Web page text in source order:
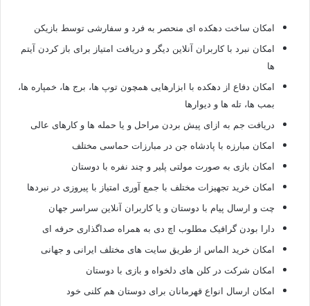
امکان ساخت دهکده ای منحصر به فرد و سفارشی توسط بازیکن
امکان نبرد با کاربران آنلاین دیگر و دریافت امتیاز برای باز کردن آیتم
ها
امکان دفاع از دهکده با ابزارهایی همچون توپ ها، برج ها، خمپاره ها،
بمب ها، تله ها و دیوارها
دریافت جم به ازای پیش بردن مراحل و یا حمله ها و کارهای عالی
امکان مبارزه با پادشاه جن در مبارزات حماسی مختلف
امکان بازی به صورت مولتی پلیر و چند نفره با دوستان
امکان خرید تجهیزات مختلف با جمع آوری امتیاز با پیروزی در نبردها
چت و ارسال پیام با دوستان و یا کاربران آنلاین سراسر جهان
دارا بودن گرافیک مطلوب اچ دی به همراه صداگذاری حرفه ای
امکان خرید الماس از طریق سایت های مختلف ایرانی و جهانی
امکان شرکت در کلن های دلخواه و بازی با دوستان
امکان ارسال انواع قهرمانان برای دوستان هم کلنی خود